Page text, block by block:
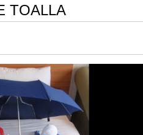
TOALLA